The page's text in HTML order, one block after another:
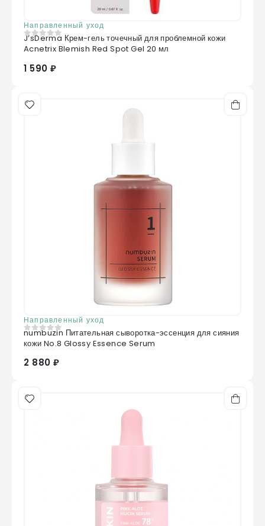
Направленный уход
0 из 5
J’sDerma Крем-гель точечный для проблемной кожи
Acnetrix Blemish Red Spot Gel 20 мл
1 590 ₽
Направленный уход
0из 5
numbuzin Питательная сыворотка-эссенция для сияния
кожи No.8 Glossy Essence Serum
2 880 ₽